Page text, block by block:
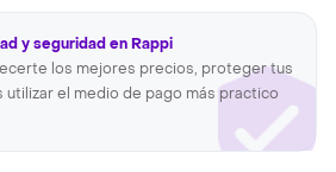
y seguridad en Rappi
los mejores precios, proteger tus
utilizar el medio de pago más practico